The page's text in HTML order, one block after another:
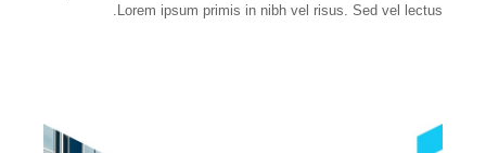
Lorem ipsum primis in nibh vel risus. Sed vel lectus.